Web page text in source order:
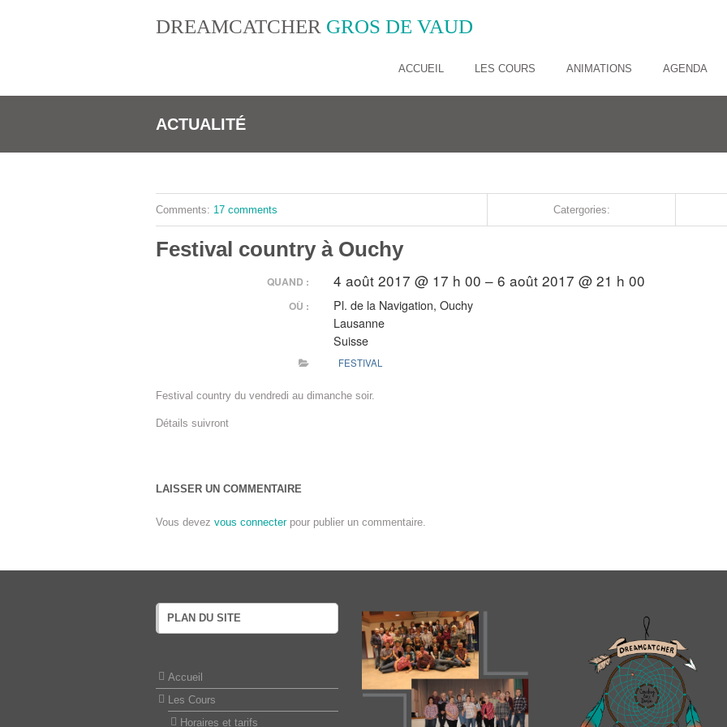
DREAMCATCHER GROS DE VAUD
ACCUEIL LES COURS ANIMATIONS AGENDA
ACTUALITÉ
Comments: 17 comments Catergories:
Festival country à Ouchy
QUAND : 4 août 2017 @ 17 h 00 – 6 août 2017 @ 21 h 00
OÙ :
Pl. de la Navigation, Ouchy
Lausanne
Suisse
FESTIVAL
Festival country du vendredi au dimanche soir.
Détails suivront
LAISSER UN COMMENTAIRE
Vous devez vous connecterpour publier un commentaire.
PLAN DU SITE
Accueil
Les Cours
Horaires et tarifs